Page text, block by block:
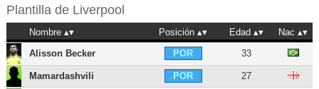
Plantilla de Liverpool
Nombre Posición Edad
Nac
Alisson Becker
POR 33
Mamardashvili POR 27